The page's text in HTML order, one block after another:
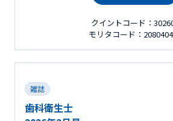
クイントコード：
モリタコード：
雑誌
歯科衛生士